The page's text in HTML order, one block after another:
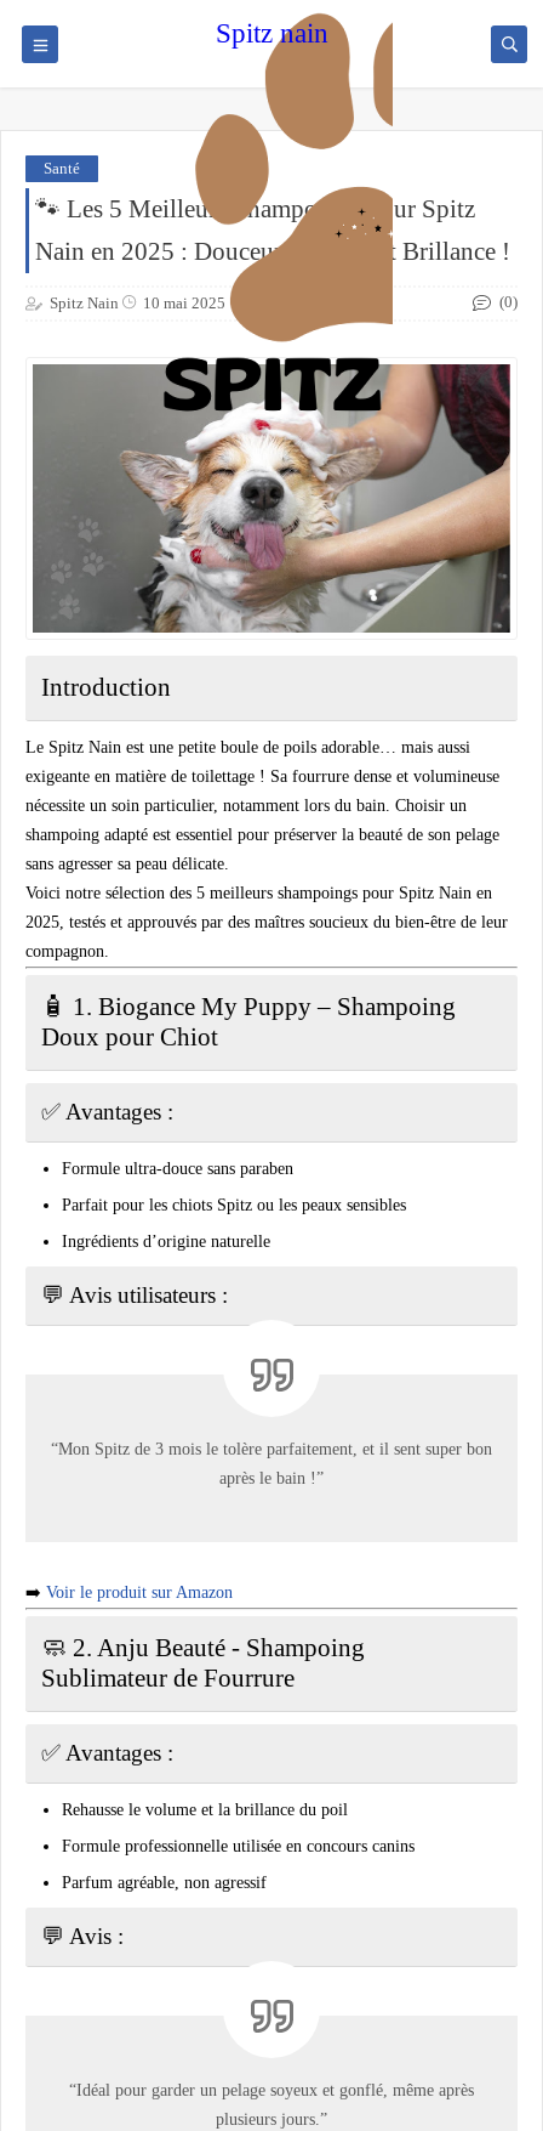
Spitz nain
Santé
🐾 Les 5 Meilleurs Shampoings pour Spitz
Nain en 2025 : Douceur, Volume et Brillance !
Spitz Nain 10 mai 2025 (0)
Introduction
Le Spitz Nain est une petite boule de poils adorable… mais aussi
exigeante en matière de toilettage ! Sa fourrure dense et volumineuse
nécessite un soin particulier, notamment lors du bain. Choisir un
shampoing adapté est essentiel pour préserver la beauté de son pelage
sans agresser sa peau délicate.
Voici notre sélection des 5 meilleurs shampoings pour Spitz Nain en
2025, testés et approuvés par des maîtres soucieux du bien-être de leur
compagnon.
🧴 1. Biogance My Puppy – Shampoing
Doux pour Chiot
✅ Avantages :
Formule ultra-douce sans paraben
Parfait pour les chiots Spitz ou les peaux sensibles
Ingrédients d’origine naturelle
💬 Avis utilisateurs :
“Mon Spitz de 3 mois le tolère parfaitement, et il sent super bon
après le bain !”
➡️ Voir le produit sur Amazon
🧼 2. Anju Beauté - Shampoing
Sublimateur de Fourrure
✅ Avantages :
Rehausse le volume et la brillance du poil
Formule professionnelle utilisée en concours canins
Parfum agréable, non agressif
💬 Avis :
“Idéal pour garder un pelage soyeux et gonflé, même après
plusieurs jours.”